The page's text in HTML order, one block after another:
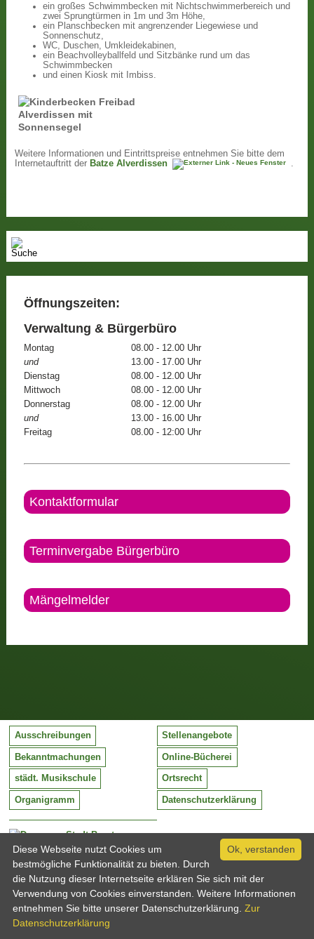
ein großes Schwimmbecken mit Nichtschwimmerbereich und
zwei Sprungtürmen in 1m und 3m Höhe,
ein Planschbecken mit angrenzender Liegewiese und
Sonnenschutz,
WC, Duschen, Umkleidekabinen,
ein Beachvolleyballfeld und Sitzbänke rund um das
Schwimmbecken
und einen Kiosk mit Imbiss.
Weitere Informationen und Eintrittspreise entnehmen Sie bitte dem
Internetauftritt der Batze Alverdissen .
Öffnungszeiten:
Verwaltung & Bürgerbüro
Montag
08.00 - 12.00 Uhr
und
13.00 - 17.00 Uhr
Dienstag
08.00 - 12.00 Uhr
Mittwoch
08.00 - 12.00 Uhr
Donnerstag
08.00 - 12.00 Uhr
und
13.00 - 16.00 Uhr
Freitag
08.00 - 12:00 Uhr
Kontaktformular
Terminvergabe Bürgerbüro
Mängelmelder
Stadt Barntrup
Mittelstraße 38
32683 Barntrup
Tel:
Email:
05263 / 409-0
info@barntrup.de
Ausschreibungen Stellenangebote
Bekanntmachungen Online-Bücherei
städt. Musikschule Ortsrecht
Organigramm Datenschutzerklärung
Ok, verstanden
Diese Webseite nutzt Cookies um
bestmögliche Funktionalität zu bieten. Durch
die Nutzung dieser Internetseite erklären Sie sich mit der
Verwendung von Cookies einverstanden. Weitere Informationen
entnehmen Sie bitte unserer Datenschutzerklärung. Zur
Datenschutzerklärung